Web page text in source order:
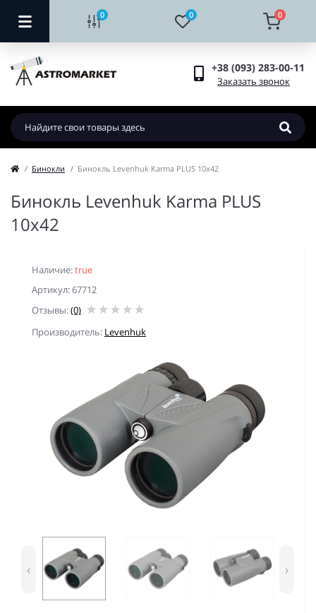
0 0 0
+38 (093) 283-00-11
Заказать звонок
Бинокли Бинокль Levenhuk Karma PLUS 10x42
Бинокль Levenhuk Karma PLUS
10x42
Наличие:true
Артикул: 67712
Отзывы:(0)
Производитель: Levenhuk
‹ ›